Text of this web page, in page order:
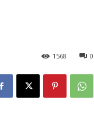
0
1568